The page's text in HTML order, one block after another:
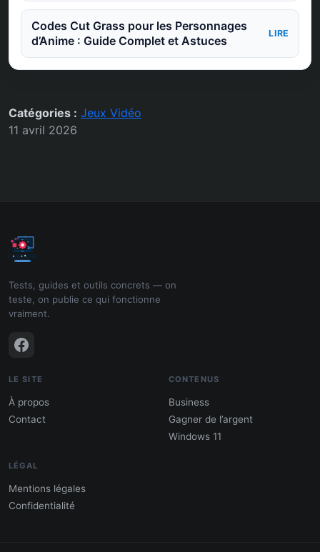
Codes Cut Grass pour les Personnages
d’Anime : Guide Complet et Astuces
LIRE
Catégories : Jeux Vidéo
11 avril 2026
Tests, guides et outils concrets — on
teste, on publie ce qui fonctionne
vraiment.
LE SITE
À propos
Contact
CONTENUS
Business
Gagner de l’argent
Windows 11
LÉGAL
Mentions légales
Confidentialité